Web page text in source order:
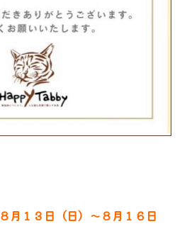
８月１３日（日）〜８月１６日